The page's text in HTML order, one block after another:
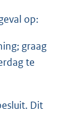
op:
graag
te
Dit